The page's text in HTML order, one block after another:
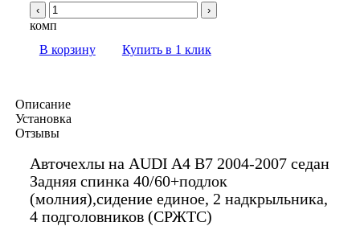
‹ ›
комп
В корзину
Купить в 1 клик
Описание
Установка
Отзывы
Авточехлы на AUDI A4 В7 2004-2007 седан
Задняя спинка 40/60+подлок
(молния),сидение единое, 2 надкрыльника,
4 подголовников (СРЖТС)